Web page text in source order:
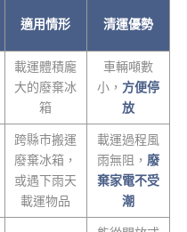
適用情形 清運優勢
載運體積龐
大的廢棄冰
箱
車輛噸數
小， 方便停
放
跨縣市搬運
廢棄冰箱，
或遇下雨天
載運物品
載運過程風
雨無阻， 廢
棄家電不受
潮